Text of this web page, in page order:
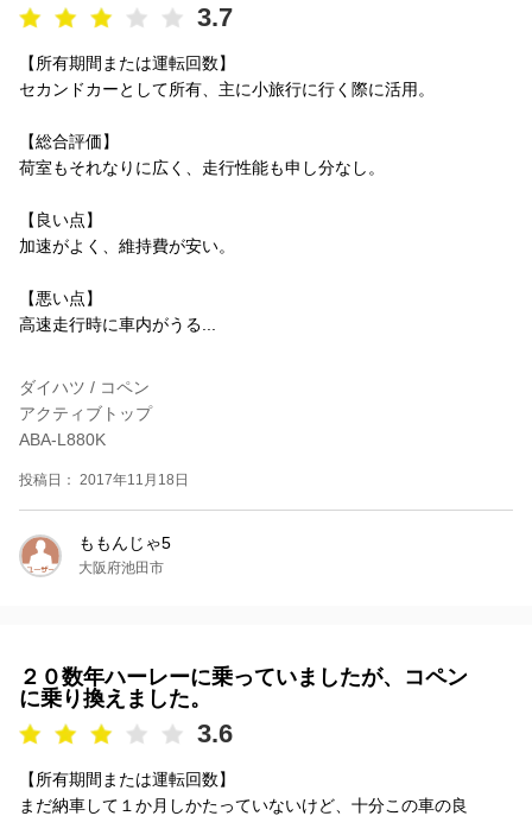
3.7
【所有期間または運転回数】
セカンドカーとして所有、主に小旅行に行く際に活用。
【総合評価】
荷室もそれなりに広く、走行性能も申し分なし。
【良い点】
加速がよく、維持費が安い。
【悪い点】
高速走行時に車内がうる...
ダイハツ / コペン
アクティブトップ
ABA-L880K
投稿日： 2017年11月18日
ももんじゃ5
大阪府池田市
２０数年ハーレーに乗っていましたが、コペン
に乗り換えました。
3.6
【所有期間または運転回数】
まだ納車して１か月しかたっていないけど、十分この車の良